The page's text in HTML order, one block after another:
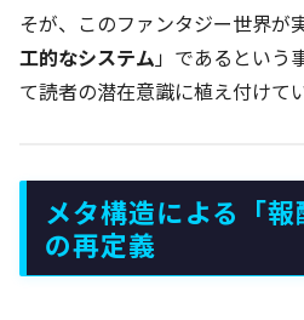
そが、このファンタジー世界が
工的なシステム」であるという
て読者の潜在意識に植え付けて
メタ構造による「報
の再定義